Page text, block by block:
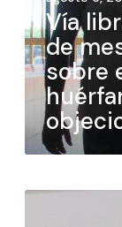
Vía
de
sobre